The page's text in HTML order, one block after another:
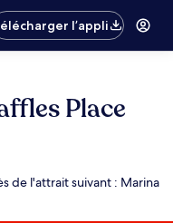
l’appli
Place
de l'attrait suivant : Marina